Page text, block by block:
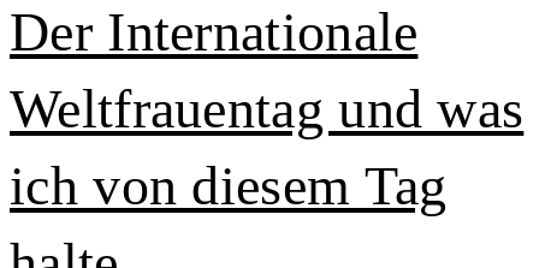
Der Internationale
Weltfrauentag und was
ich von diesem Tag